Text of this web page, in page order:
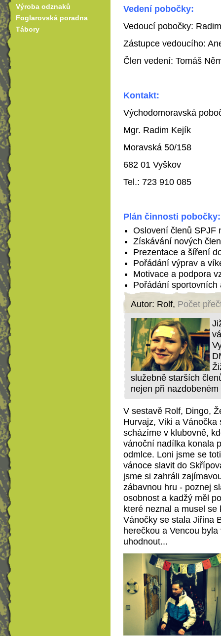
Vedení pobočky:
Vedoucí pobočky:
Zástupce vedoucího:
Člen vedení: Tomáš
Kontakt:
Východomoravská
Mgr. Radim Kejík
Moravská 50/158
682 01 Vyškov
Tel.: 723 910 085
Plán činnosti pobočky:
Oslovení členů SPJF
Získávání nových
Prezentace a šíření
Pořádání výprav a
Motivace a podpora
Pořádání sportovních
Autor: Rolf, Počet
služebně starších
nejen při
V sestavě Rolf, Dingo,
Hurvajz, Viki a Vánočka
scházíme v klubovně,
vánoční nadílka konala
odmlce. Loni jsme se
vánoce slavit do
jsme si zahráli
zábavnou hru - poznej
osobnost a kadžý měl
které neznal a musel
Vánočky se stala Jiřina
herečkou a Vencou
uhodnout...
Výroba odznaků
Foglarovská poradna
Tábory